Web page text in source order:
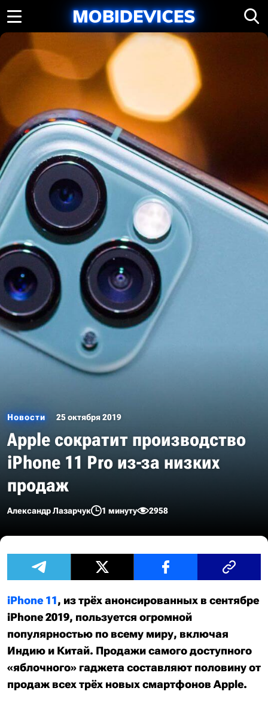
Новости 25 октября 2019
Apple сократит производство
iPhone 11 Pro из-за низких
продаж
Александр Лазарчук 1 минуту 2958
iPhone 11, из трёх анонсированных в сентябре
iPhone 2019, пользуется огромной
популярностью по всему миру, включая
Индию и Китай. Продажи самого доступного
«яблочного» гаджета составляют половину от
продаж всех трёх новых смартфонов Apple.